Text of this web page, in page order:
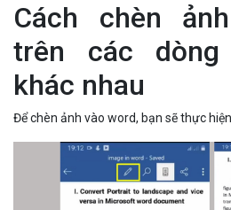
Cách chèn
trên các
khác nhau
Để chèn ảnh vào word, bạn sẽ thực